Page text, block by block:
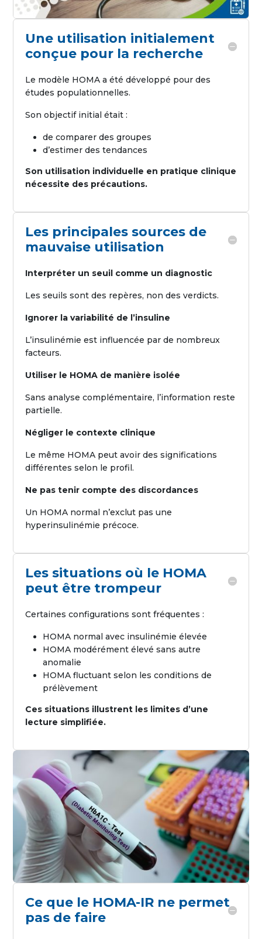
Une utilisation initialement
conçue pour la recherche
Le modèle HOMA a été développé pour des
études populationnelles.
Son objectif initial était :
de comparer des groupes
d’estimer des tendances
Son utilisation individuelle en pratique clinique
nécessite des précautions.
Les principales sources de
mauvaise utilisation
Interpréter un seuil comme un diagnostic
Les seuils sont des repères, non des verdicts.
Ignorer la variabilité de l’insuline
L’insulinémie est influencée par de nombreux
facteurs.
Utiliser le HOMA de manière isolée
Sans analyse complémentaire, l’information reste
partielle.
Négliger le contexte clinique
Le même HOMA peut avoir des significations
différentes selon le profil.
Ne pas tenir compte des discordances
Un HOMA normal n’exclut pas une
hyperinsulinémie précoce.
Les situations où le HOMA
peut être trompeur
Certaines configurations sont fréquentes :
HOMA normal avec insulinémie élevée
HOMA modérément élevé sans autre
anomalie
HOMA fluctuant selon les conditions de
prélèvement
Ces situations illustrent les limites d’une
lecture simplifiée.
Ce que le HOMA-IR ne permet
pas de faire